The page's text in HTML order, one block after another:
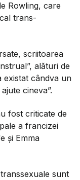
Rowling, care
trans-
scriitoarea
alături de
existat cândva un
cineva”.
fost criticate de
a francizei
și Emma
transsexuale sunt